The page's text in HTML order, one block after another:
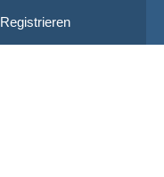
Registrieren